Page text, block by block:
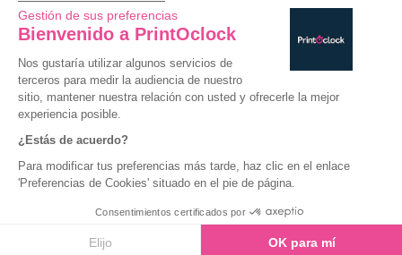
acordeón
12 caras
3 pliegues en
acordeón - 1 pliegue
cruzado
16 caras